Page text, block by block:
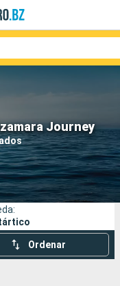
Journey
Compañías
Ordenar